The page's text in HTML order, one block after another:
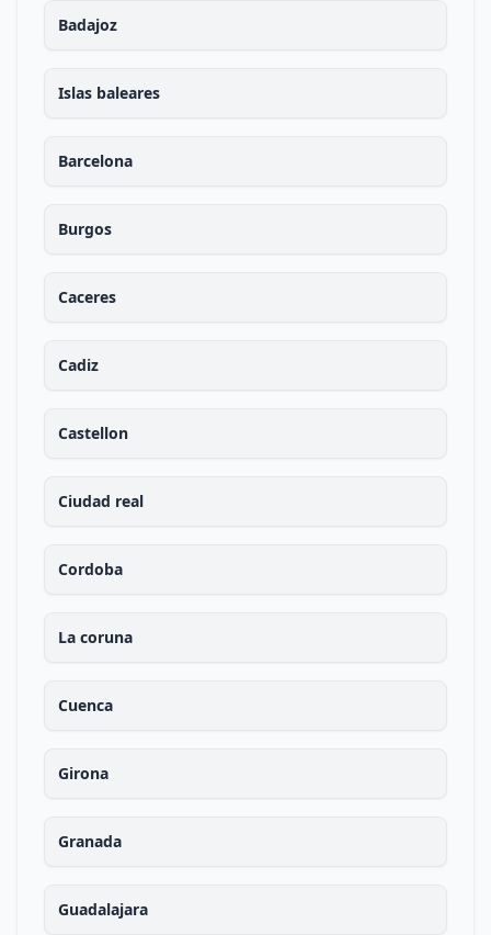
Badajoz
Islas baleares
Barcelona
Burgos
Caceres
Cadiz
Castellon
Ciudad real
Cordoba
La coruna
Cuenca
Girona
Granada
Guadalajara